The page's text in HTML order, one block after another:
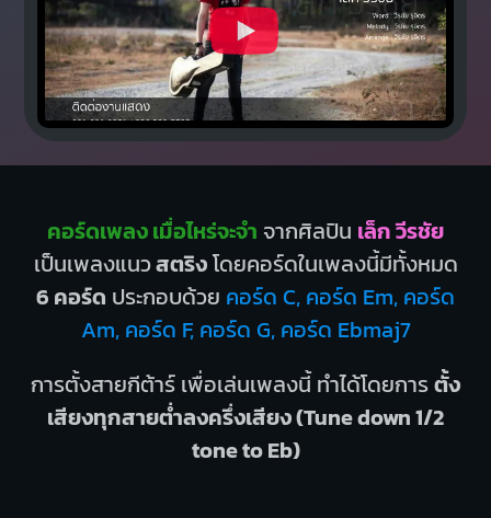
คอร์ดเพลง เมื่อไหร่จะจำ จากศิลปิน เล็ก วีรชัย
เป็นเพลงแนวสตริงโดยคอร์ดในเพลงนี้มีทั้งหมด
6 คอร์ด ประกอบด้วย คอร์ด C, คอร์ด Em, คอร์ด
Am, คอร์ด F, คอร์ด G, คอร์ด Ebmaj7
การตั้งสายกีต้าร์ เพื่อเล่นเพลงนี้ ทำได้โดยการตั้ง
เสียงทุกสายต่ำลงครึ่งเสียง (Tune down 1/2
tone to Eb)